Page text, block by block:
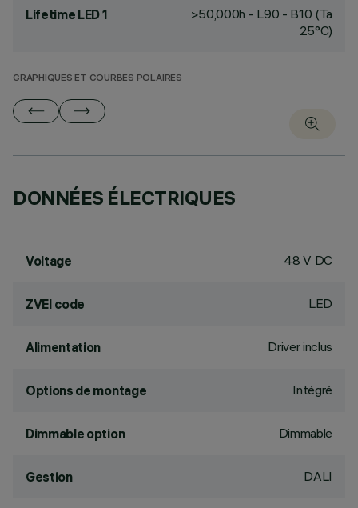
Lifetime LED 1
>50,000h - L90 - B10 (Ta
25°C)
GRAPHIQUES ET COURBES POLAIRES
DONNÉES ÉLECTRIQUES
Voltage 48 V DC
ZVEI code LED
Alimentation Driver inclus
Options de montage Intégré
Dimmable option Dimmable
Gestion DALI